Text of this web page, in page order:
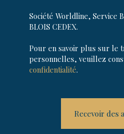
Société Worldline, Service
BLOIS CEDEX.
Pour en savoir plus sur le
personnelles, veuillez
confidentialité.
Recevoir des